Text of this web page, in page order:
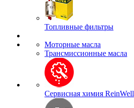
Топливные фильтры
Моторные масла
Трансмиссионные масла
Сервисная химия ReinWell